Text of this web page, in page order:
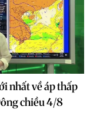
nhất về áp thấp
chiều 4/8